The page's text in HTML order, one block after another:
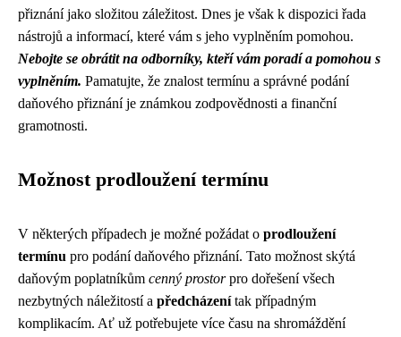
přiznání jako složitou záležitost. Dnes je však k dispozici řada
nástrojů a informací, které vám s jeho vyplněním pomohou.
Nebojte se obrátit na odborníky, kteří vám poradí a pomohou s
vyplněním. Pamatujte, že znalost termínu a správné podání
daňového přiznání je známkou zodpovědnosti a finanční
gramotnosti.
Možnost prodloužení termínu
V některých případech je možné požádat o prodloužení
termínu pro podání daňového přiznání. Tato možnost skýtá
daňovým poplatníkům cenný prostorpro dořešení všech
nezbytných náležitostí a předcházenítak případným
komplikacím. Ať už potřebujete více času na shromáždění